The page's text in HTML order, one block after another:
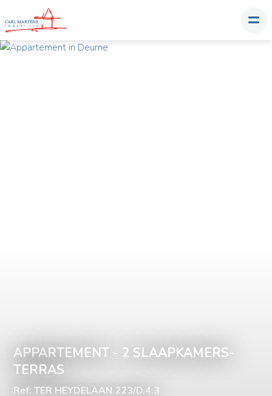
APPARTEMENT - 2 SLAAPKAMERS-
TERRAS
Ref: TER HEYDELAAN 223/D.4.3